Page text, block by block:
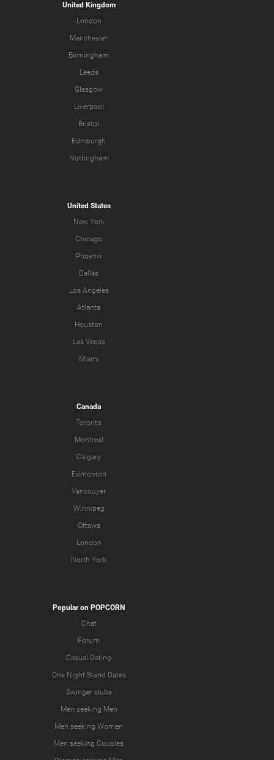
United Kingdom
London
Manchester
Birmingham
Leeds
Glasgow
Liverpool
Bristol
Edinburgh
Nottingham
United States
New York
Chicago
Phoenix
Dallas
Los Angeles
Atlanta
Houston
Las Vegas
Miami
Canada
Toronto
Montreal
Calgary
Edmonton
Vancouver
Winnipeg
Ottawa
London
North York
Popular on POPCORN
Chat
Forum
Casual Dating
One Night Stand Dates
Swinger clubs
Men seeking Men
Men seeking Women
Men seeking Couples